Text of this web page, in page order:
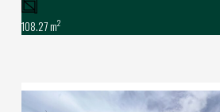
108.27 m2